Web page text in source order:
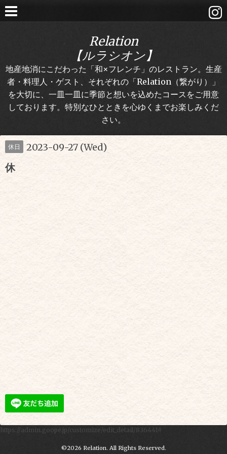
Relation
【ルラシオン】
地産地消にこだわった「和×フレンチ」のレストラン。生産
者・料理人・ゲスト、それぞれの「Relation（繋がり）」
を大切に、一皿一皿に季節と想いを込めたコースをご用意
しております。特別なひとときを心ゆくまでお楽しみくだ
さい。
休日 2023-09-27 (Wed)
休
https://admin.goope.jp/customize/edit_detail/836441#
©2026 Relation. All Rights Reserved.